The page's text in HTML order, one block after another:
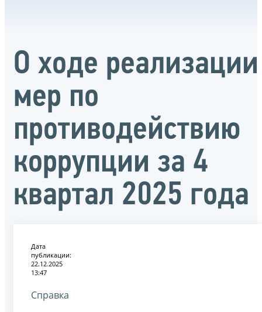
О ходе реализации
мер по
противодействию
коррупции за 4
квартал 2025 года
Дата
публикации:
22.12.2025
13:47
Справка